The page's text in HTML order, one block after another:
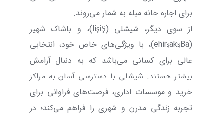
برای اجاره خانه مبله به شمار می‌روند.
از سوی دیگر، شیشلی (Ş
i
ş
li)، و باشاک شهیر
(
Ba
ş
ak
ş
ehir)، با ویژگی‌های خاص خود، انتخابی
عالی برای کسانی ‌می‌باشد که به دنبال آرامش
بیشتر هستند. شیشلی با دسترسی آسان به مراکز
خرید و موسسات اداری، فرصت‌های فراوانی برای
تجربه زندگی مدرن و شهری را فراهم می‌کند؛ در